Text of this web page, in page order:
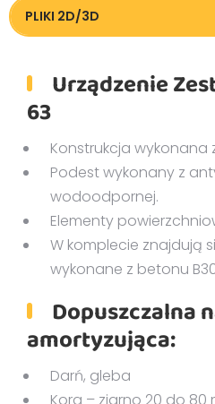
Instrukcja montażu
PLIKI 2D/3D
Pliki FBXUrządzenie
63
Konstrukcja wykonana
Podest wykonany z
wodoodpornej.
Elementy
W komplecie znajdują
wykonane z betonu
Dopuszczalna
amortyzująca:
Darń, gleba